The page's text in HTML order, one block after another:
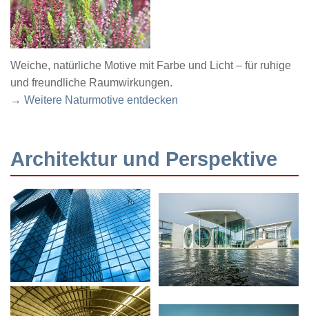
Weiche, natürliche Motive mit Farbe und Licht – für ruhige
und freundliche Raumwirkungen.
→ Weitere Naturmotive entdecken
Architektur und Perspektive